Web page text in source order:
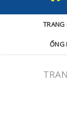
TRANG
ỐNG